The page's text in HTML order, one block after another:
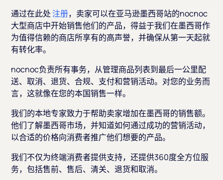
通过在此处注册，卖家可以在亚马逊墨西哥站的nocnoc
大型商店中开始销售他们的产品，得益于我们在墨西哥作
为值得信赖的商店所享有的高声誉，并确保从第一天起就
有转化率。
nocnoc负责所有事务，从管理商品列表到最后一公里配
送、取消、退货、合规、支付和营销活动。对您的业务而
言，这就像在您的本国销售一样。
我们的本地专家致力于帮助卖家增加在墨西哥的销售额。
他们了解墨西哥市场，并知道如何通过成功的营销活动，
以合适的价格向消费者推广他们想要的产品。
我们不仅为终端消费者提供支持，还提供360度全方位服
务，包括售前、售后、清关、退货和取消。